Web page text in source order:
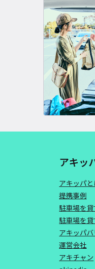
アキッ
アキッパ
提携事例
駐車場を
駐車場を
アキッパ
運営会社
アキチャン